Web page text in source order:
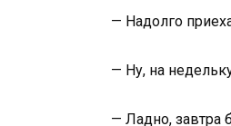
— Надолго
— Ну, на
— Ладно, завтра